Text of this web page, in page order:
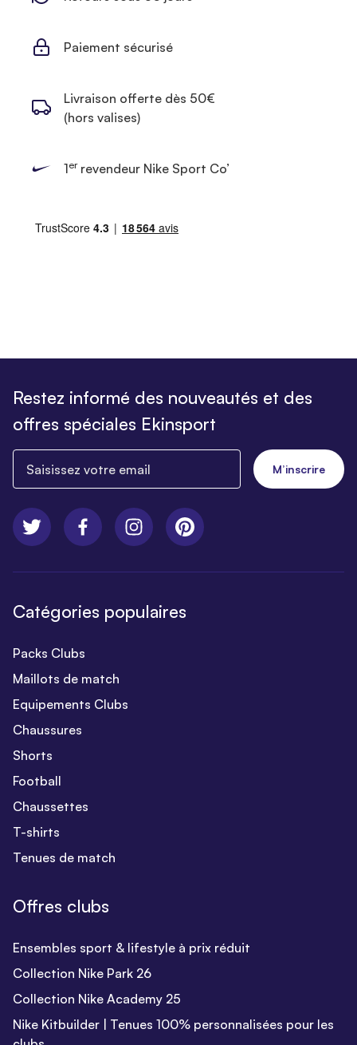
Paiement sécurisé
Livraison offerte dès 50€
(hors valises)
1errevendeur Nike Sport Co’
Restez informé des nouveautés et des
offres spéciales Ekinsport
M’inscrire
Catégories populaires
Packs Clubs
Maillots de match
Equipements Clubs
Chaussures
Shorts
Football
Chaussettes
T-shirts
Tenues de match
Offres clubs
Ensembles sport & lifestyle à prix réduit
Collection Nike Park 26
Collection Nike Academy 25
Nike Kitbuilder | Tenues 100% personnalisées pour les